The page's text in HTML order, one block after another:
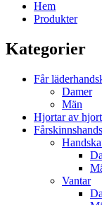
Hem
Produkter
Kategorier
Får
Damer
Män
Hjortar av hjort
Vantar